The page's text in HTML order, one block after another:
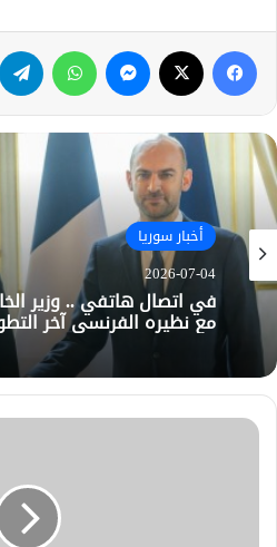
فيسبوك ماسنجر واتساب
أخبار سوريا
2026-07-04
في اتصال هاتفي .. وزير
مع نظيره الفرنسي آخر